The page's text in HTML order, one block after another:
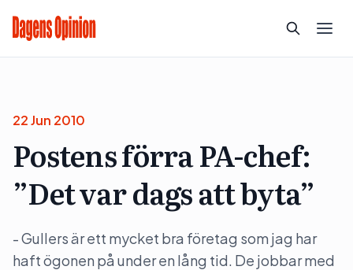
22 Jun 2010
Postens förra PA-chef:
”Det var dags att byta”
- Gullers är ett mycket bra företag som jag har
haft ögonen på under en lång tid. De jobbar med